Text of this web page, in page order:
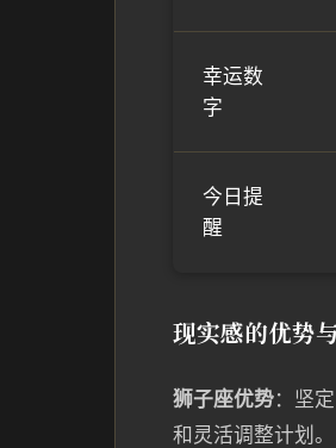
幸运数
字
今日提
醒
现实感的优势
狮子座优势：坚
和灵活调整计划。